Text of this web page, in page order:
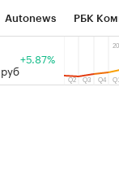
Autonews РБК
Тренды
руб
+5.87%